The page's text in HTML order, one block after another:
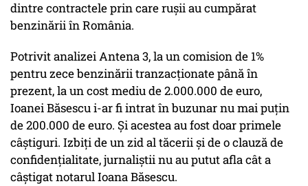
dintre contractele prin care ruşii au cumpărat
benzinării în România.
Potrivit analizei Antena 3, la un comision de 1%
pentru zece benzinării tranzacţionate până în
prezent, la un cost mediu de 2.000.000 de euro,
Ioanei Băsescu i-ar fi intrat în buzunar nu mai puţin
de 200.000 de euro. Și acestea au fost doar primele
câștiguri. Izbiți de un zid al tăcerii și de o clauză de
confidențialitate, jurnaliștii nu au putut afla cât a
câștigat notarul Ioana Băsescu.